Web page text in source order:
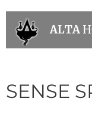
ALTA
SENSE